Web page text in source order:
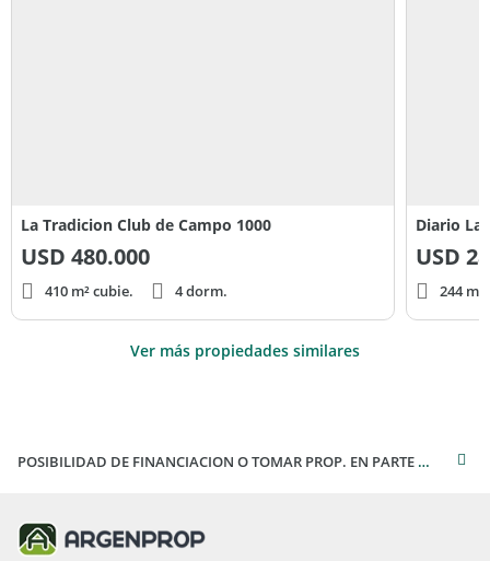
La Tradicion Club de Campo 1000
USD 480.000
410 m² cubie. 4 dorm.
Diario La
USD
244
Ver más propiedades similares
POSIBILIDAD DE FINANCIACION O TOMAR PROP. EN PARTE DE PAGO